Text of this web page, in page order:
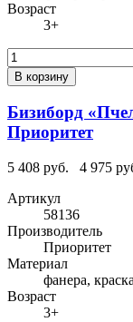
Возраст
3+
В корзину
Бизиборд
Приоритет
5 408 руб.
4 975
Артикул
58136
Производитель
Приоритет
Материал
фанера,
Возраст
3+